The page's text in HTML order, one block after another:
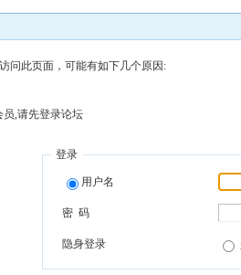
问此页面，可能有如下几个原因:
,请先登录论坛
登录
用户名
密 码
隐身登录